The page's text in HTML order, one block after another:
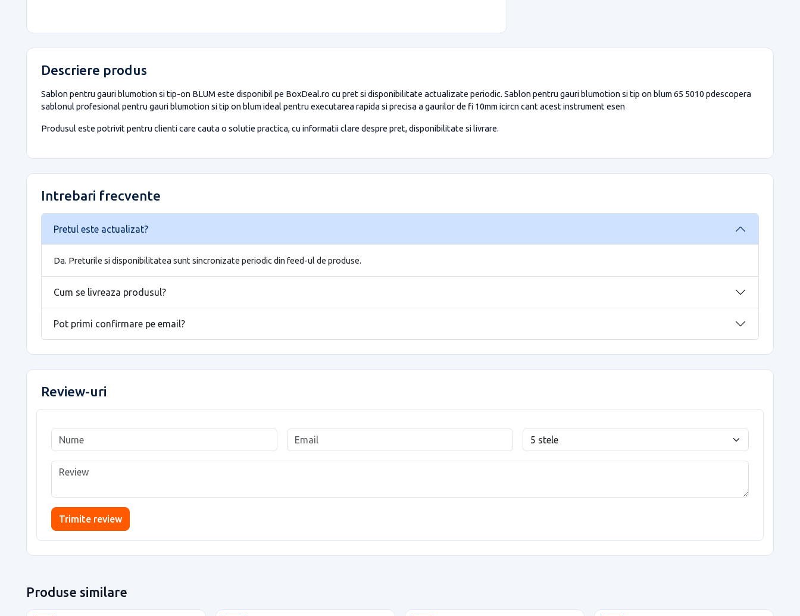
Descriere produs
Sablon pentru gauri blumotion si tip-on BLUM este disponibil pe BoxDeal.ro cu pret si disponibilitate actualizate periodic. Sablon pentru gauri blumotion si tip on blum 65 5010 pdescopera
sablonul profesional pentru gauri blumotion si tip on blum ideal pentru executarea rapida si precisa a gaurilor de fi 10mm icircn cant acest instrument esen
Produsul este potrivit pentru clienti care cauta o solutie practica, cu informatii clare despre pret, disponibilitate si livrare.
Intrebari frecvente
Pretul este actualizat?
Da. Preturile si disponibilitatea sunt sincronizate periodic din feed-ul de produse.
Cum se livreaza produsul?
Pot primi confirmare pe email?
Review-uri
Trimite review
Produse similare